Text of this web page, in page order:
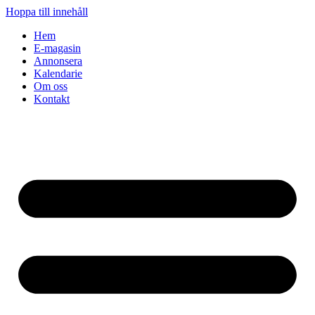
Hoppa till innehåll
Hem
E-magasin
Annonsera
Kalendarie
Om oss
Kontakt